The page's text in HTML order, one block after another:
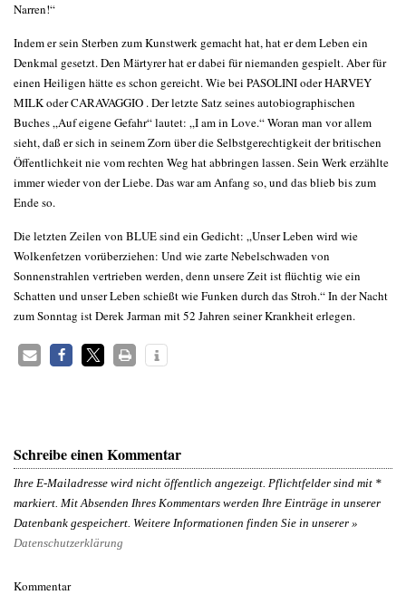
Narren!“
Indem er sein Sterben zum Kunstwerk gemacht hat, hat er dem Leben ein
Denkmal gesetzt. Den Märtyrer hat er dabei für niemanden gespielt. Aber für
einen Heiligen hätte es schon gereicht. Wie bei PASOLINI oder HARVEY
MILK oder CARAVAGGIO . Der letzte Satz seines autobiographischen
Buches „Auf eigene Gefahr“ lautet: „I am in Love.“ Woran man vor allem
sieht, daß er sich in seinem Zorn über die Selbstgerechtigkeit der britischen
Öffentlichkeit nie vom rechten Weg hat abbringen lassen. Sein Werk erzählte
immer wieder von der Liebe. Das war am Anfang so, und das blieb bis zum
Ende so.
Die letzten Zeilen von BLUE sind ein Gedicht: „Unser Leben wird wie
Wolkenfetzen vorüberziehen: Und wie zarte Nebelschwaden von
Sonnenstrahlen vertrieben werden, denn unsere Zeit ist flüchtig wie ein
Schatten und unser Leben schießt wie Funken durch das Stroh.“ In der Nacht
zum Sonntag ist Derek Jarman mit 52 Jahren seiner Krankheit erlegen.
Schreibe einen Kommentar
Ihre E-Mailadresse wird nicht öffentlich angezeigt. Pflichtfelder sind mit *
markiert. Mit Absenden Ihres Kommentars werden Ihre Einträge in unserer
Datenbank gespeichert. Weitere Informationen finden Sie in unserer »
Datenschutzerklärung
Kommentar